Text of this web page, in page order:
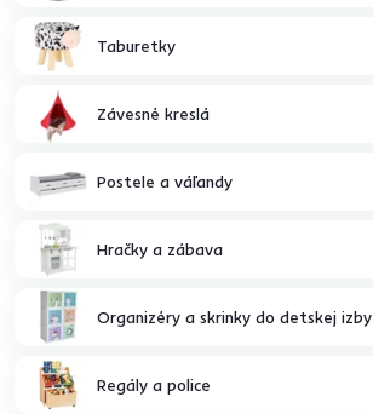
Taburetky
Závesné kreslá
Postele a váľandy
Hračky a zábava
Organizéry a skrinky do detskej izby
Regály a police